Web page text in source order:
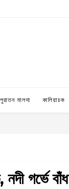
পুরাতন মালদা কালিয়াচক
গর্ভে বাঁধ